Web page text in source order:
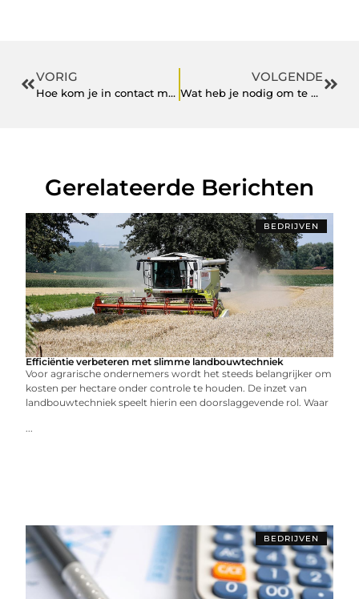
VORIG
Hoe kom je in contact met een groot bedrijf? Vind hier manieren om een telefoonnummer op te zoeken
VOLGENDE
Wat heb je nodig om te beginnen met golfen?
Gerelateerde Berichten
BEDRIJVEN
Efficiëntie verbeteren met slimme landbouwtechniek
Voor agrarische ondernemers wordt het steeds belangrijker om
kosten per hectare onder controle te houden. De inzet van
landbouwtechniek speelt hierin een doorslaggevende rol. Waar
...
BEDRIJVEN